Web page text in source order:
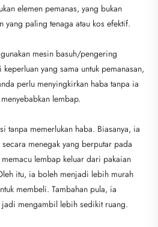
elemen pemanas, yang bukan
yang paling tenaga atau kos efektif.
mesin basuh/pengering
yang sama untuk pemanasan,
perlu menyingkirkan haba tanpa ia
lembap.
tanpa memerlukan haba. Biasanya, ia
menegak yang berputar pada
lembap keluar dari pakaian
itu, ia boleh menjadi lebih murah
membeli. Tambahan pula, ia
jadi mengambil lebih sedikit ruang.